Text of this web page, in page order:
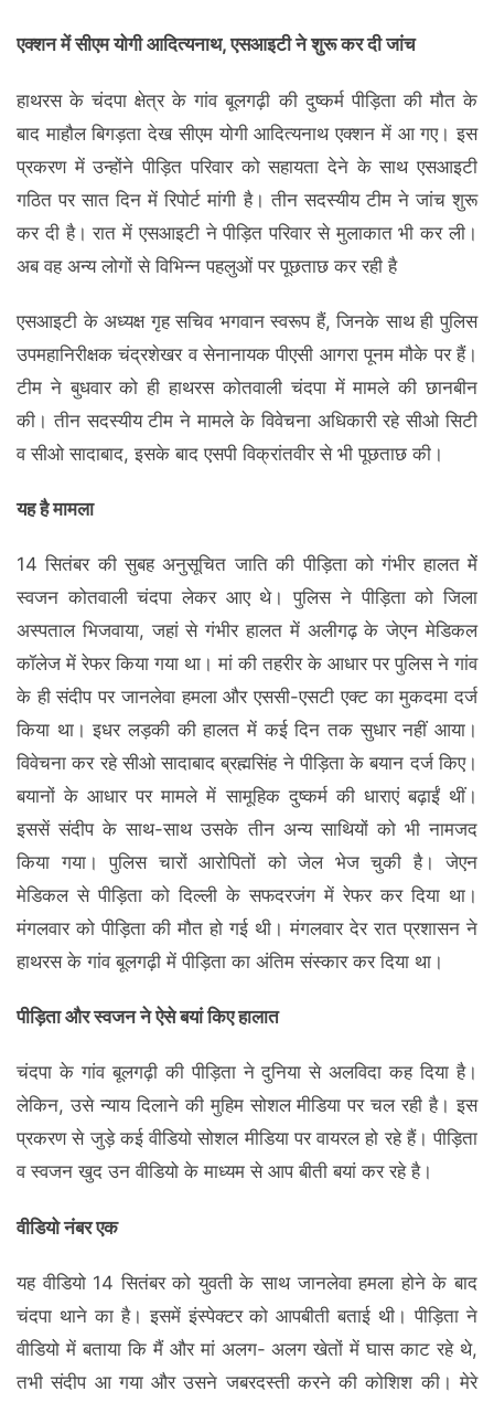
एक्शन में सीएम योगी आदित्यनाथ, एसआइटी ने शुरू कर दी जांच
हाथरस के चंदपा क्षेत्र के गांव बूलगढ़ी की दुष्कर्म पीड़िता की मौत के
बाद माहौल बिगड़ता देख सीएम योगी आदित्यनाथ एक्शन में आ गए। इस
प्रकरण में उन्होंने पीड़ित परिवार को सहायता देने के साथ एसआइटी
गठित पर सात दिन में रिपोर्ट मांगी है। तीन सदस्यीय टीम ने जांच शुरू
कर दी है। रात में एसआइटी ने पीड़ित परिवार से मुलाकात भी कर ली।
अब वह अन्य लोगों से विभिन्न पहलुओं पर पूछताछ कर रही है
एसआइटी के अध्यक्ष गृह सचिव भगवान स्वरूप हैं, जिनके साथ ही पुलिस
उपमहानिरीक्षक चंद्रशेखर व सेनानायक पीएसी आगरा पूनम मौके पर हैं।
टीम ने बुधवार को ही हाथरस कोतवाली चंदपा में मामले की छानबीन
की। तीन सदस्यीय टीम ने मामले के विवेचना अधिकारी रहे सीओ सिटी
व सीओ सादाबाद, इसके बाद एसपी विक्रांतवीर से भी पूछताछ की।
यह है मामला
14 सितंबर की सुबह अनुसूचित जाति की पीड़िता को गंभीर हालत मेें
स्वजन कोतवाली चंदपा लेकर आए थे। पुलिस ने पीड़िता को जिला
अस्पताल भिजवाया, जहां से गंभीर हालत में अलीगढ़ के जेएन मेडिकल
कॉलेज में रेफर किया गया था। मां की तहरीर के आधार पर पुलिस ने गांव
के ही संदीप पर जानलेवा हमला और एससी-एसटी एक्ट का मुकदमा दर्ज
किया था। इधर लड़की की हालत में कई दिन तक सुधार नहीं आया।
विवेचना कर रहे सीओ सादाबाद ब्रह्मसिंह ने पीड़िता के बयान दर्ज किए।
बयानों के आधार पर मामले में सामूहिक दुष्कर्म की धाराएं बढ़ाईं थीं।
इससें संदीप के साथ-साथ उसके तीन अन्य साथियों को भी नामजद
किया गया। पुलिस चारों आरोपितों को जेल भेज चुकी है। जेएन
मेडिकल से पीड़िता को दिल्ली के सफदरजंग में रेफर कर दिया था।
मंगलवार को पीड़िता की मौत हो गई थी। मंगलवार देर रात प्रशासन ने
हाथरस के गांव बूलगढ़ी में पीड़िता का अंतिम संस्कार कर दिया था।
पीड़िता और स्वजन ने ऐसे बयां किए हालात
चंदपा के गांव बूलगढ़ी की पीड़िता ने दुनिया से अलविदा कह दिया है।
लेकिन, उसे न्याय दिलाने की मुहिम सोशल मीडिया पर चल रही है। इस
प्रकरण से जुड़े कई वीडियो सोशल मीडिया पर वायरल हो रहे हैं। पीड़िता
व स्वजन खुद उन वीडियो के माध्यम से आप बीती बयां कर रहे है।
वीडियो नंबर एक
यह वीडियो 14 सितंबर को युवती के साथ जानलेवा हमला होने के बाद
चंदपा थाने का है। इसमें इंस्पेक्टर को आपबीती बताई थी। पीड़िता ने
वीडियो में बताया कि मैं और मां अलग- अलग खेतों में घास काट रहे थे,
तभी संदीप आ गया और उसने जबरदस्ती करने की कोशिश की। मेरे